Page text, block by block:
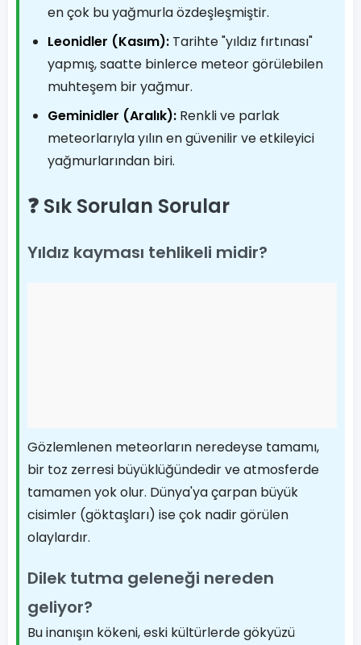
en çok bu yağmurla özdeşleşmiştir.
Leonidler (Kasım): Tarihte "yıldız fırtınası"
yapmış, saatte binlerce meteor görülebilen
muhteşem bir yağmur.
Geminidler (Aralık): Renkli ve parlak
meteorlarıyla yılın en güvenilir ve etkileyici
yağmurlarından biri.
❓ Sık Sorulan Sorular
Yıldız kayması tehlikeli midir?
Gözlemlenen meteorların neredeyse tamamı,
bir toz zerresi büyüklüğündedir ve atmosferde
tamamen yok olur. Dünya'ya çarpan büyük
cisimler (göktaşları) ise çok nadir görülen
olaylardır.
Dilek tutma geleneği nereden
geliyor?
Bu inanışın kökeni, eski kültürlerde gökyüzü